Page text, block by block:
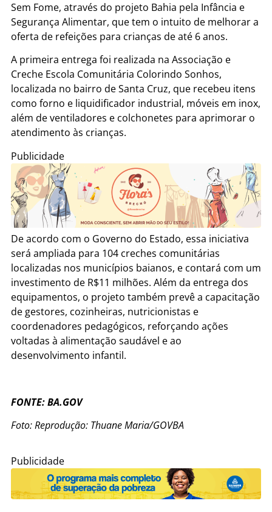
Sem Fome, através do projeto Bahia pela Infância e
Segurança Alimentar, que tem o intuito de melhorar a
oferta de refeições para crianças de até 6 anos.
A primeira entrega foi realizada na Associação e
Creche Escola Comunitária Colorindo Sonhos,
localizada no bairro de Santa Cruz, que recebeu itens
como forno e liquidificador industrial, móveis em inox,
além de ventiladores e colchonetes para aprimorar o
atendimento às crianças.
Publicidade
De acordo com o Governo do Estado, essa iniciativa
será ampliada para 104 creches comunitárias
localizadas nos municípios baianos, e contará com um
investimento de R$11 milhões. Além da entrega dos
equipamentos, o projeto também prevê a capacitação
de gestores, cozinheiras, nutricionistas e
coordenadores pedagógicos, reforçando ações
voltadas à alimentação saudável e ao
desenvolvimento infantil.
FONTE: BA.GOV
Foto: Reprodução: Thuane Maria/GOVBA
Publicidade